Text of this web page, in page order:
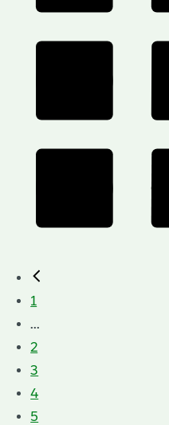
1
...
2
3
4
5